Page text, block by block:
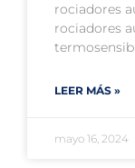
rociadores
rociadores
LEER MÁS »
mayo 16, 2024